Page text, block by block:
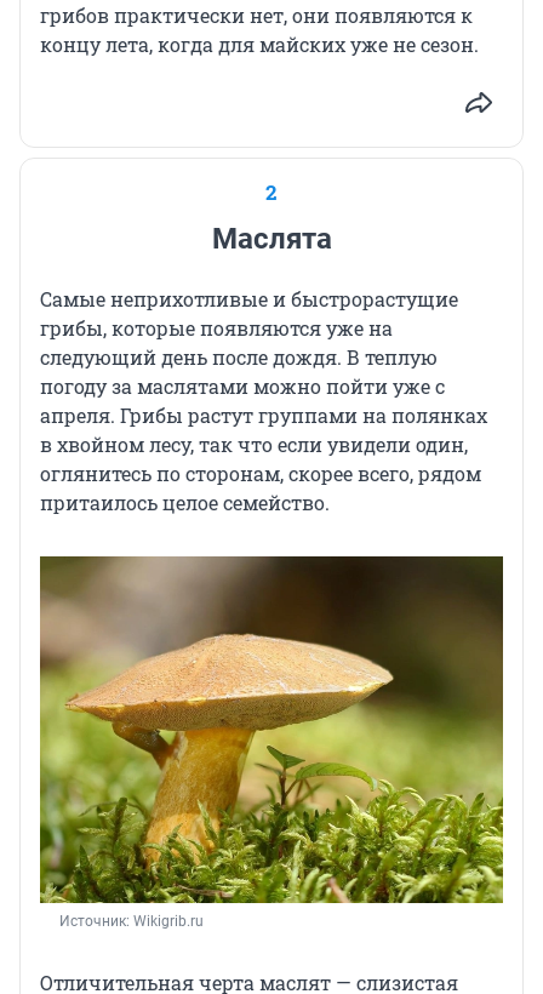
грибов практически нет, они появляются к
концу лета, когда для майских уже не сезон.
2
Маслята
Самые неприхотливые и быстрорастущие
грибы, которые появляются уже на
следующий день после дождя. В теплую
погоду за маслятами можно пойти уже с
апреля. Грибы растут группами на полянках
в хвойном лесу, так что если увидели один,
оглянитесь по сторонам, скорее всего, рядом
притаилось целое семейство.
Источник: Wikigrib.ru
Отличительная черта маслят — слизистая